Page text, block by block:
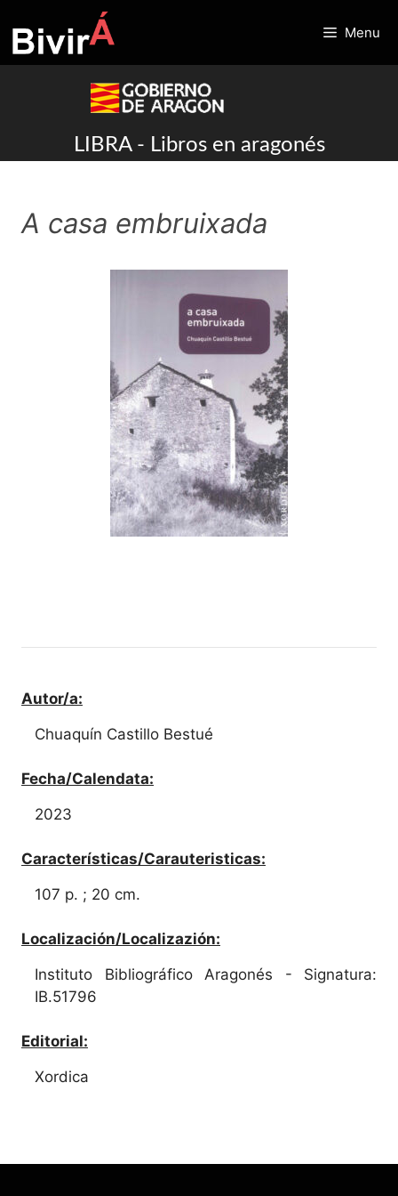
to
content
Menu
LIBRA - Libros en aragonés
A casa embruixada
Autor/a:
Chuaquín Castillo Bestué
Fecha/Calendata:
2023
Características/Carauteristicas:
107 p. ; 20 cm.
Localización/Localizazión:
Instituto Bibliográfico Aragonés - Signatura:
IB.51796
Editorial:
Xordica